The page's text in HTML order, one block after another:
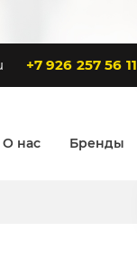
+7 926 257 56 11
О нас Бренды